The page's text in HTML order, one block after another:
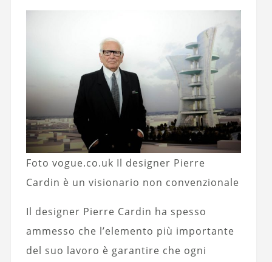
Foto vogue.co.uk Il designer Pierre
Cardin è un visionario non convenzionale
Il designer Pierre Cardin ha spesso
ammesso che l’elemento più importante
del suo lavoro è garantire che ogni